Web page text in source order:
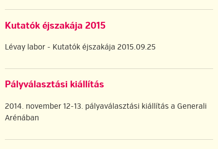
Kutatók éjszakája 2015
Lévay labor - Kutatók éjszakája 2015.09.25
Pályválasztási kiállítás
2014. november 12-13. pályaválasztási kiállítás a Generali
Arénában